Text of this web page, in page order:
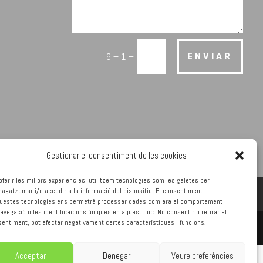
Gestionar el consentiment de les cookies
les millors experiències, utilitzem tecnologies com les galetes per
i/o accedir a la informació del dispositiu. El consentiment
tecnologies ens permetrà processar dades com ara el comportament
o les identificacions úniques en aquest lloc. No consentir o retirar el
pot afectar negativament certes característiques i funcions.
Acceptar Denegar Veure preferències
6 + 1 = ENVIAR